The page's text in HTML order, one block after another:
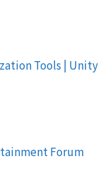
Tools | Unity
Forum